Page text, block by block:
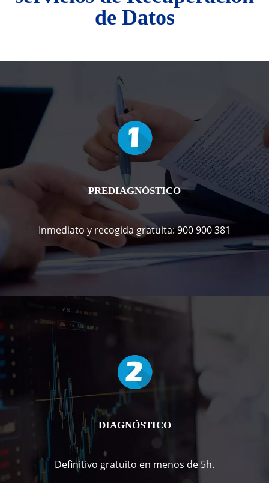
de Datos
PREDIAGNÓSTICO
Inmediato y recogida gratuita: 900 900 381
DIAGNÓSTICO
Definitivo gratuito en menos de 5h.